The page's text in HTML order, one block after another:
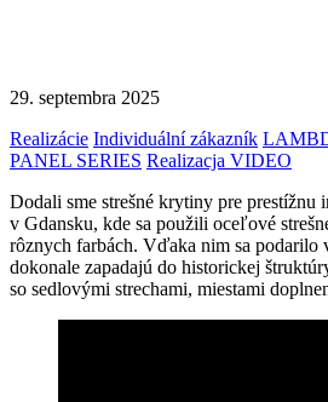
29. septembra 2025
Realizácie Individuální zákazník
PANEL SERIES Realizacja VIDEO
Dodali sme strešné krytiny pre prestížnu
v Gdansku, kde sa použili oceľové
rôznych farbách. Vďaka nim sa podarilo
dokonale zapadajú do historickej
so sedlovými strechami, miestami